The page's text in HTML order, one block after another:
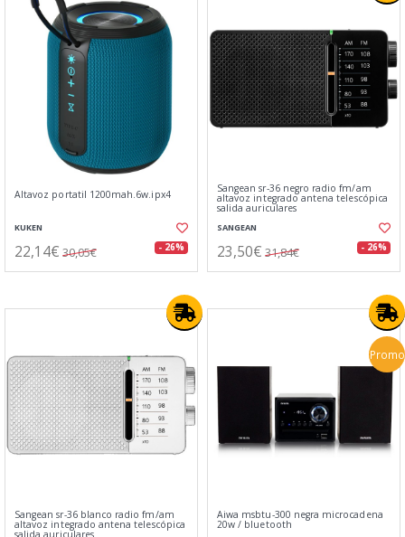
Altavoz portatil 1200mah.6w.ipx4
KUKEN
22,14€ 30,05€ - 26%
Sangean sr-36 negro radio fm/am
altavoz integrado antena telescópica
salida auriculares
SANGEAN
23,50€ 31,84€ - 26%
Sangean sr-36 blanco radio fm/am
altavoz integrado antena telescópica
salida auriculares
Promo
Aiwa msbtu-300 negra microcadena
20w / bluetooth